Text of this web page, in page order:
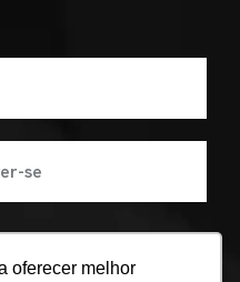
oferecer melhor